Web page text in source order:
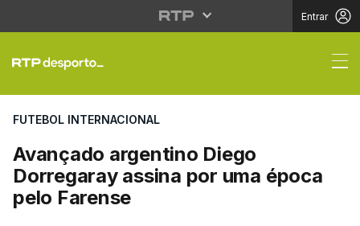
Entrar
Avançado argentino
FUTEBOL INTERNACIONAL
Avançado argentino Diego
Dorregaray assina por uma época
pelo Farense